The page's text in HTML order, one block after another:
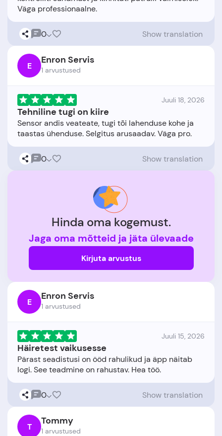
0 Show translation
E Enron Servis
1 arvustused
Juuli 18, 2026
Tehniline tugi on kiire
Sensor andis veateate, tugi tõi lahenduse kohe ja
0 Show translation
Hinda oma kogemust.
Jaga oma mõtteid ja jäta ülevaade
Kirjuta arvustus
E Enron Servis
1 arvustused
Juuli 15, 2026
Häiretest vaikusesse
Pärast seadistusi on ööd rahulikud ja äpp näitab
0 Show translation
T Tommy
1 arvustused